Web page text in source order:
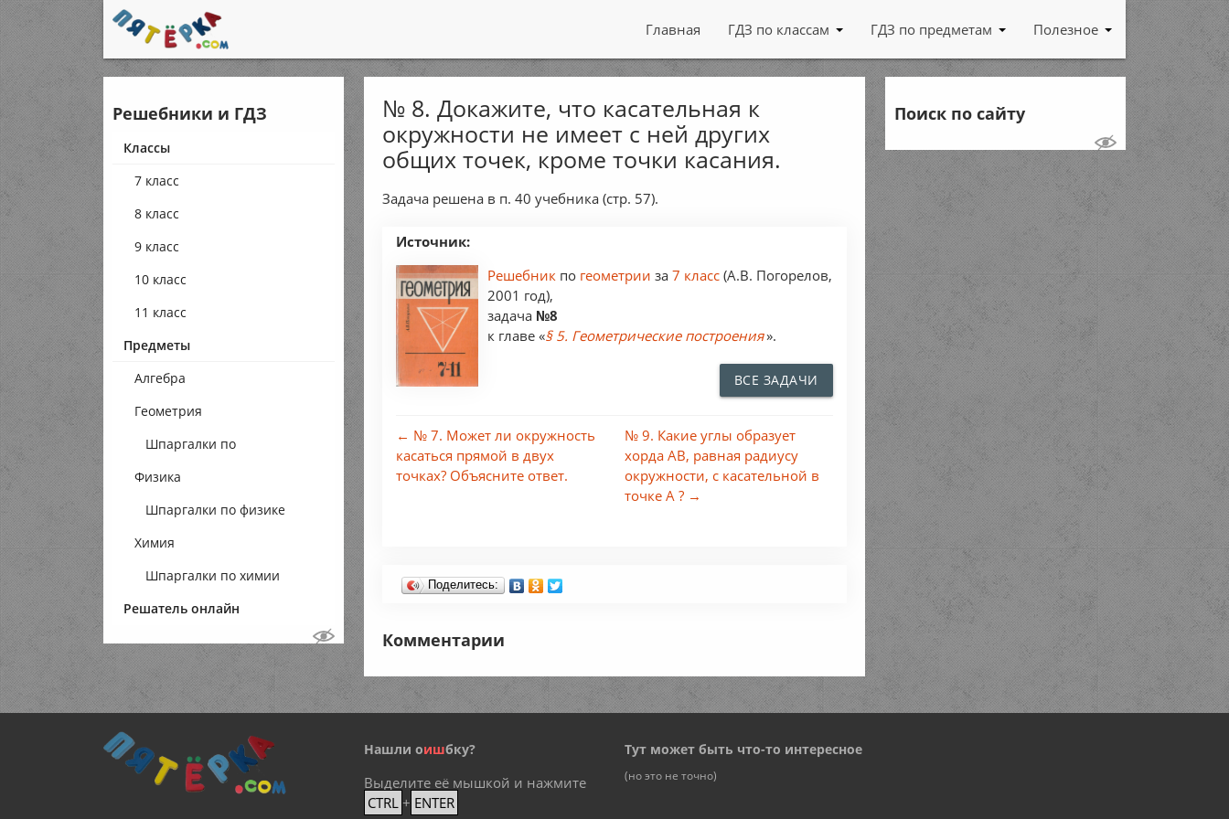
Главная ГДЗ по классам ГДЗ по предметам Полезное
Решебники и ГДЗ
Классы
7 класс
8 класс
9 класс
10 класс
11 класс
Предметы
Алгебра
Геометрия
Шпаргалки по
геометрии
Физика
Шпаргалки по физике
Химия
Шпаргалки по химии
Решатель онлайн
№ 8. Докажите, что касательная к
окружности не имеет с ней других
общих точек, кроме точки касания.
Задача решена в п. 40 учебника (стр. 57).
Источник:
Решебник по геометрииза7 класс (А.В. Погорелов,
2001 год),
задача №8
к главе «§ 5. Геометрические построения».
ВСЕ ЗАДАЧИ
← № 7. Может ли окружность
касаться прямой в двух
точках? Объясните ответ.
№ 9. Какие углы образует
хорда АВ, равная радиусу
окружности, с касательной в
точке А ? →
Поделитесь:
Комментарии
Поиск по сайту
Нашли оишбку?
Выделите её мышкой и нажмите
CTRL + ENTER
Тут может быть что-то интересное
(но это не точно)